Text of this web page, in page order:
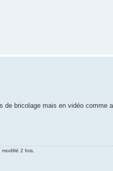
bricolage mais en vidéo comme
modifié 2 fois.